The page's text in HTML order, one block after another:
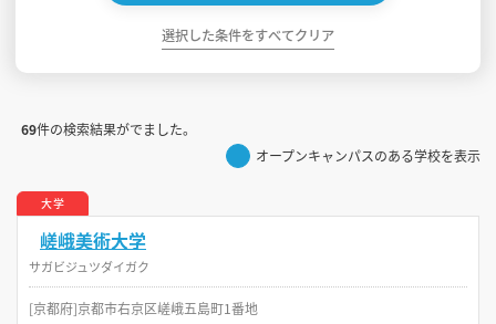
選択した条件をすべてクリア
69件の検索結果がでました。
オープンキャンパスのある学校を表示
大学
嵯峨美術大学
サガビジュツダイガク
[京都府]京都市右京区嵯峨五島町1番地